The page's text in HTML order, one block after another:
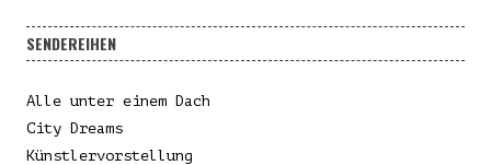
SENDEREIHEN
Alle unter einem Dach
City Dreams
Künstlervorstellung